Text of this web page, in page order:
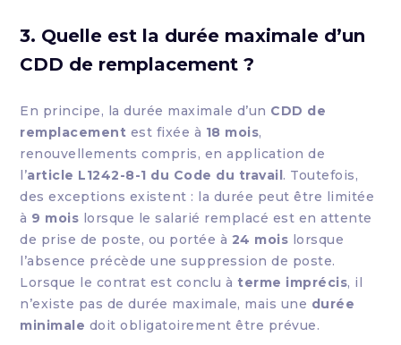
3. Quelle est la durée maximale d’un
CDD de remplacement ?
En principe, la durée maximale d’un CDD de
remplacement est fixée à 18 mois,
renouvellements compris, en application de
l’article L1242-8-1 du Code du travail. Toutefois,
des exceptions existent : la durée peut être limitée
à 9 mois lorsque le salarié remplacé est en attente
de prise de poste, ou portée à 24 mois lorsque
l’absence précède une suppression de poste.
Lorsque le contrat est conclu à terme imprécis, il
n’existe pas de durée maximale, mais une durée
minimale doit obligatoirement être prévue.